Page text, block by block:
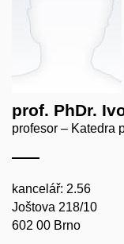
prof. PhDr.
profesor – Katedra
kancelář: 2.56
Joštova 218/10
602 00 Brno